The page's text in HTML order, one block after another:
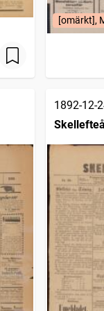
[omärkt],
1892-12-